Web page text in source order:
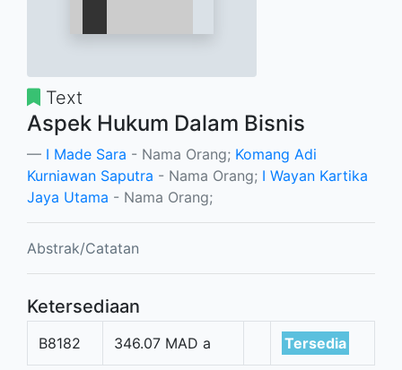
Text
Aspek Hukum Dalam Bisnis
I Made Sara - Nama Orang; Komang Adi
Kurniawan Saputra - Nama Orang; I Wayan Kartika
Jaya Utama - Nama Orang;
Abstrak/Catatan
Ketersediaan
B8182 346.07 MAD a Tersedia